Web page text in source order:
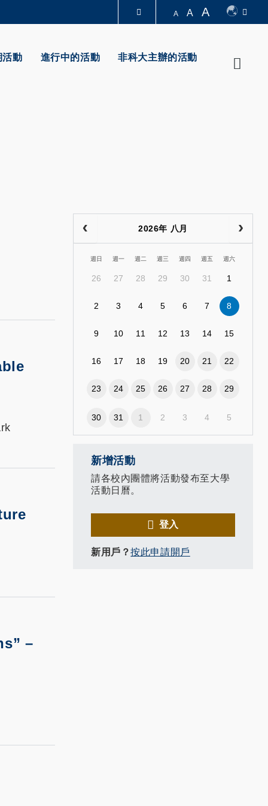
圖書館
A A A
活動 進行中的活動 非科大主辦的活動
–
2026年 八月
週日 週一 週二 週三 週四 週五 週六
26 27 28 29 30 31 1
2 3 4 5 6 7 8
9 10 11 12 13 14 15
16 17 18 19 20 21 22
23 24 25 26 27 28 29
30 31 1 2 3 4 5
新增活動
請各校內團體將活動發布至大學
活動日曆。
登入
新用戶？按此申請開戶